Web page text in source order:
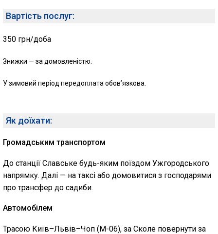
Вартість послуг:
350 грн/доба
Знижки — за домовленістю.
У зимовий період передоплата обов’язкова.
Як доїхати:
Громадським транспортом
До станції Славcьке будь-яким поїздом Ужгородського
напрямку. Далі — на таксі або домовитися з господарями
про трансфер до садиби.
Автомобілем
Трасою Київ–Львів–Чоп (М-06), за Сколе повернути за